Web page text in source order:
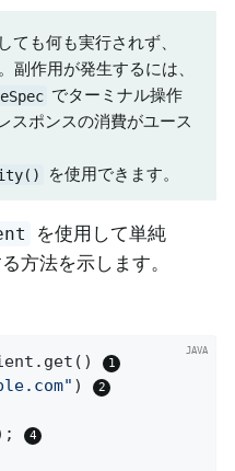
ても何も実行されず、
副作用が発生するには、
でターミナル操作
スポンスの消費がユース
を使用できます。
を使用して単純
方法を示します。
)
;